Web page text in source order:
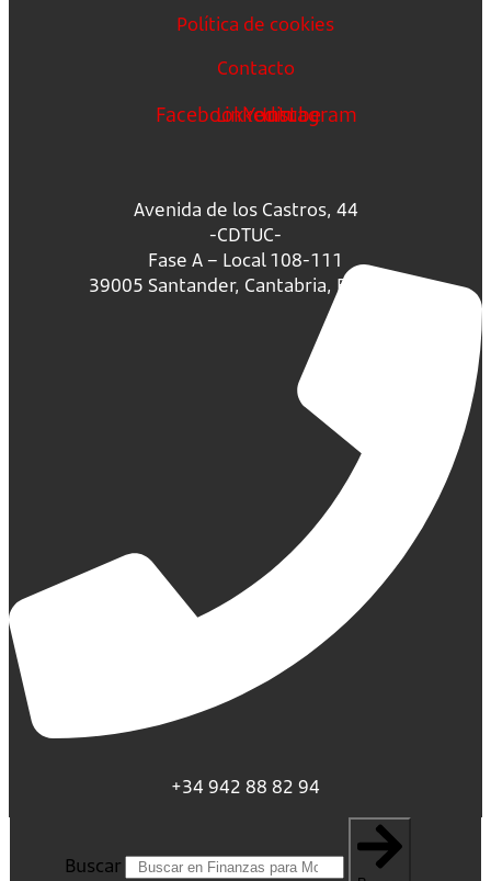
Política de cookies
Contacto
FacebookLinkedin
Youtube
Instagram
Avenida de los Castros, 44
-CDTUC-
Fase A – Local 108-111
39005 Santander, Cantabria, España.
+34 942 88 82 94
Buscar